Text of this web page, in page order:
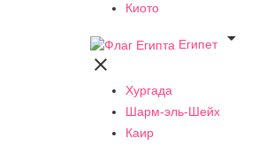
Киото
Египет


Хургада
Шарм-эль-Шейх
Каир